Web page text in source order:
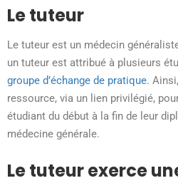
Le tuteur
Le tuteur est un médecin
un tuteur est attribué à plusieurs
groupe d’échange de pratique.
ressource, via un lien privilégié,
étudiant du début à la fin de leur
médecine générale.
Le tuteur exerce